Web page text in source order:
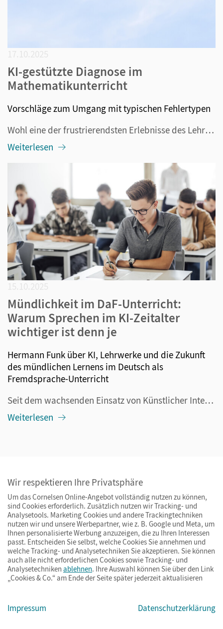
KI-gestützte Diagnose im
Mathematikunterricht
Vorschläge zum Umgang mit typischen Fehlertypen
Wohl eine der frustrierendsten Erlebnisse des Lehrerberufes ist die Korrektur einer Klassenarbeit, bei der Schülerinnen und Schüler auch bei einfachen Aufgaben Fehler machen, mit denen man vorher nicht gerechnet hat. Mit fortschreitender Komplexität der mathematischen Inhalte wird es für Schülerinne...
Weiterlesen
Mündlichkeit im DaF-Unterricht:
Warum Sprechen im KI-Zeitalter
wichtiger ist denn je
Hermann Funk über KI, Lehrwerke und die Zukunft
des mündlichen Lernens im Deutsch als
Fremdsprache-Unterricht
Seit dem wachsenden Einsatz von Künstlicher Intelligenz im Bildungsbereich wird heftig über die Entwicklung des Sprachenlernens diskutiert. Da wird etwa darüber spekuliert, ob der Fremdsprachenunterricht nicht komplett abgeschafft werden sollte, weil die KI ohnehin alle Übersetzungsaufgaben übernimm...
Weiterlesen
Impuls zum fertigen Stundenkonzept
Praxisberichtcornelsen.ai
Weiterlesen
22.05.2025
Mit KI in der Bildung zu
Demokratisierung, Vielfalt und Inklusion
So hilft die künstliche Intelligenz Lehrenden
Wir respektieren Ihre Privatsphäre
Um das Cornelsen Online-Angebot vollständig nutzen zu können,
sind Cookies erforderlich. Zusätzlich nutzen wir Tracking- und
Analysetools. Marketing Cookies und andere Trackingtechniken
nutzen wir und unsere Werbepartner, wie z. B. Google und Meta, um
Ihnen personalisierte Werbung anzuzeigen, die zu Ihren Interessen
passt. Entscheiden Sie selbst, welche Cookies Sie annehmen und
welche Tracking- und Analysetechniken Sie akzeptieren. Sie können
auch alle nicht erforderlichen Cookies sowie Tracking- und
Analysetechniken ablehnen. Ihre Auswahl können Sie über den Link
„Cookies & Co.“ am Ende der Seite später jederzeit aktualisieren
Impressum Datenschutzerklärung